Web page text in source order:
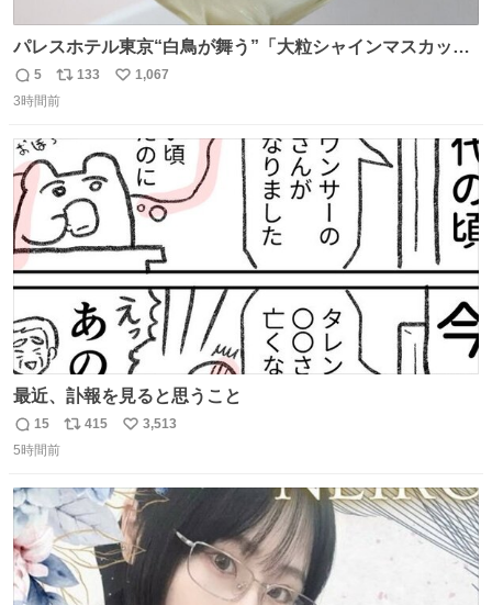
パレスホテル東京“白鳥が舞う”「大粒シャインマスカット
パフェ」キラキラ輝く水面ジュレ添え - fashion-
press.net/news/149567
返
信
5
リ
ポ
数
133
い
数
1,067
3時間前
最近、訃報を見ると思うこと
返
信
15
リ
ト
数
415
い
数
3,513
5時間前